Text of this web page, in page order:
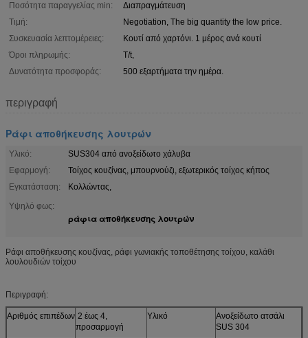
Ποσότητα παραγγελίας min:
Διαπραγμάτευση
Τιμή:
Negotiation, The big quantity the low price.
Συσκευασία λεπτομέρειες:
Κουτί από χαρτόνι. 1 μέρος ανά κουτί
Όροι πληρωμής:
T/t,
Δυνατότητα προσφοράς:
500 εξαρτήματα την ημέρα.
περιγραφή
Ράφι αποθήκευσης λουτρών
Υλικό:
SUS304 από ανοξείδωτο χάλυβα
Εφαρμογή:
Τοίχος κουζίνας, μπουρνούζι, εξωτερικός τοίχος κήπος
Εγκατάσταση:
Κολλώντας,
Υψηλό φως:
ράφια αποθήκευσης λουτρών
Ράφι αποθήκευσης κουζίνας, ράφι γωνιακής τοποθέτησης τοίχου, καλάθι
λουλουδιών τοίχου
Περιγραφή:
Αριθμός επιπέδων 2 έως 4,
προσαρμογή
Υλικό
Ανοξείδωτο ατσάλι
SUS 304